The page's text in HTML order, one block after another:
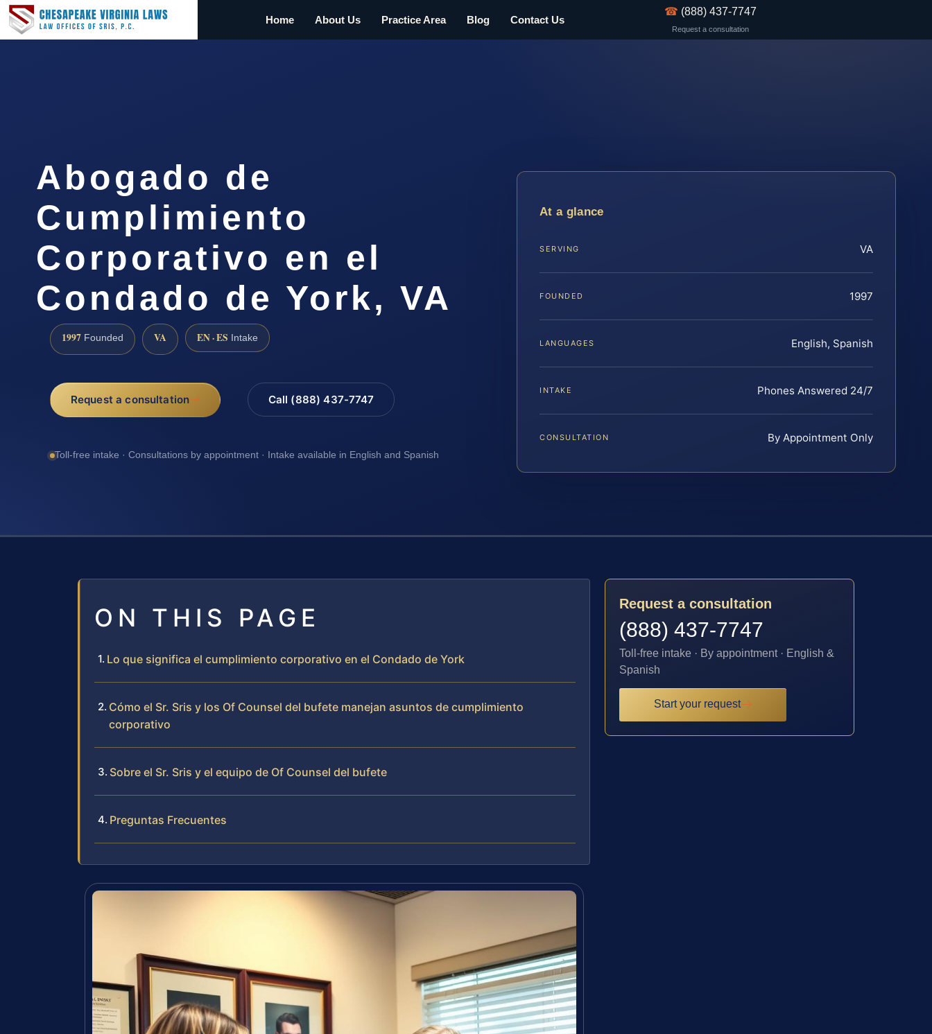
Home About Us Practice Area Blog Contact Us
☎ (888) 437-7747
Request a consultation
Abogado de
Cumplimiento
Corporativo en el
Condado de York, VA
1997 Founded VA EN · ES Intake
Request a consultation Call (888) 437-7747
Toll-free intake · Consultations by appointment · Intake available in English and Spanish
At a glance
SERVING VA
FOUNDED 1997
LANGUAGES English, Spanish
INTAKE Phones Answered 24/7
CONSULTATION By Appointment Only
ON THIS PAGE
Lo que significa el cumplimiento corporativo en el Condado de York
Cómo el Sr. Sris y los Of Counsel del bufete manejan asuntos de cumplimiento
corporativo
Sobre el Sr. Sris y el equipo de Of Counsel del bufete
Preguntas Frecuentes
Request a consultation
(888) 437-7747
Toll-free intake · By appointment · English &
Spanish
Start your request